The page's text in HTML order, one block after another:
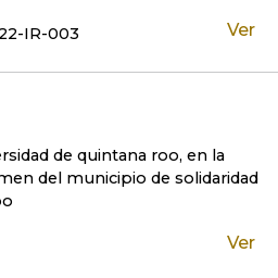
IR-003
Ver
de quintana roo, en la
del municipio de solidaridad
Ver